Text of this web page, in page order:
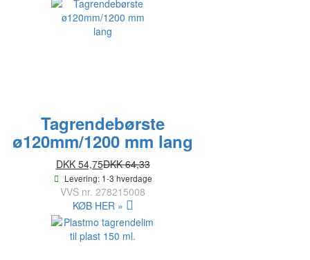
Tagrendebørste
ø120mm/1200 mm lang
DKK 54,75DKK 64,33
Levering: 1-3 hverdage
VVS nr. 278215008
KØB HER »